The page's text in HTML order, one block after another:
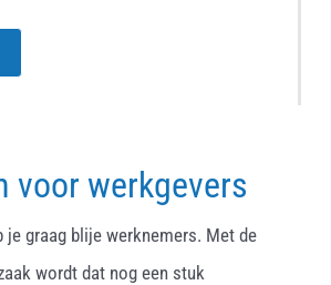
voor werkgevers
je graag blije werknemers. Met de
wordt dat nog een stuk